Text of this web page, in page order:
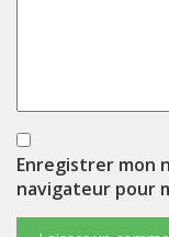
Enregistrer mon
navigateur pour